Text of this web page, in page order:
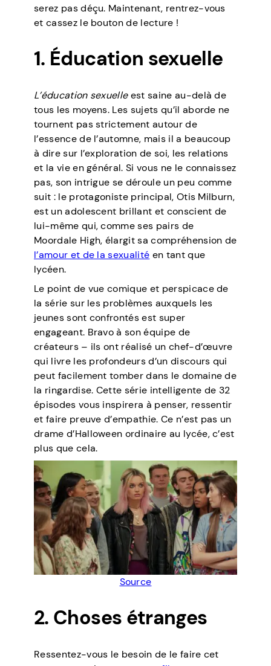
serez pas déçu. Maintenant, rentrez-vous
et cassez le bouton de lecture !
1. Éducation sexuelle
L’éducation sexuelleest saine au-delà de
tous les moyens. Les sujets qu’il aborde ne
tournent pas strictement autour de
l’essence de l’automne, mais il a beaucoup
à dire sur l’exploration de soi, les relations
et la vie en général. Si vous ne le connaissez
pas, son intrigue se déroule un peu comme
suit : le protagoniste principal, Otis Milburn,
est un adolescent brillant et conscient de
lui-même qui, comme ses pairs de
Moordale High, élargit sa compréhension de
l’amour et de la sexualité en tant que
lycéen.
Le point de vue comique et perspicace de
la série sur les problèmes auxquels les
jeunes sont confrontés est super
engageant. Bravo à son équipe de
créateurs – ils ont réalisé un chef-d’œuvre
qui livre les profondeurs d’un discours qui
peut facilement tomber dans le domaine de
la ringardise. Cette série intelligente de 32
épisodes vous inspirera à penser, ressentir
et faire preuve d’empathie. Ce n’est pas un
drame d’Halloween ordinaire au lycée, c’est
plus que cela.
Source
2. Choses étranges
Ressentez-vous le besoin de le faire cet